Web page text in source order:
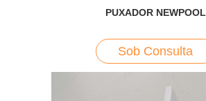
PUXADOR NEWPOOL
Sob Consulta